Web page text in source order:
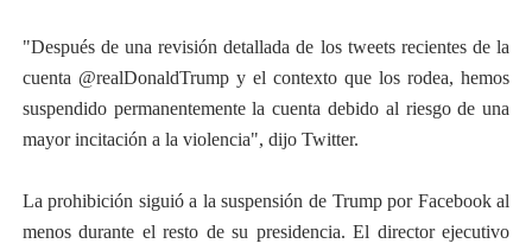
"Después de una revisión detallada de los tweets recientes de la
cuenta @realDonaldTrump y el contexto que los rodea, hemos
suspendido permanentemente la cuenta debido al riesgo de una
mayor incitación a la violencia", dijo Twitter.
La prohibición siguió a la suspensión de Trump por Facebook al
menos durante el resto de su presidencia. El director ejecutivo